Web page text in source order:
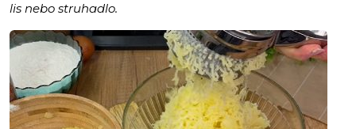
lis nebo struhadlo.